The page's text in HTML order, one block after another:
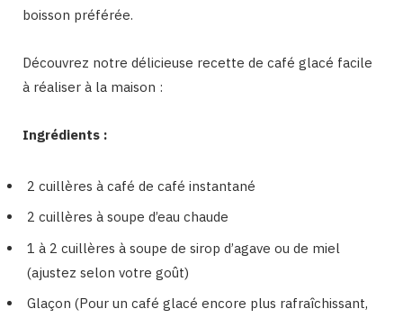
boisson préférée.
Découvrez notre délicieuse recette de café glacé facile
à réaliser à la maison :
Ingrédients :
2 cuillères à café de café instantané
2 cuillères à soupe d’eau chaude
1 à 2 cuillères à soupe de sirop d’agave ou de miel
(ajustez selon votre goût)
Glaçon (Pour un café glacé encore plus rafraîchissant,